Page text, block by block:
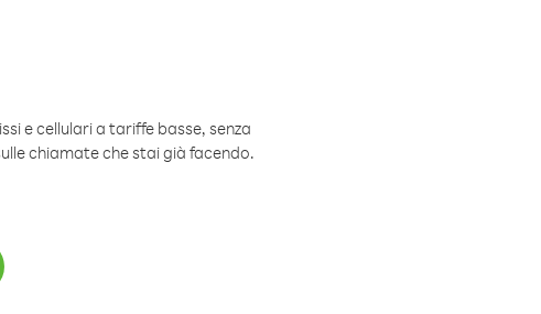
e cellulari a tariffe basse, senza
chiamate che stai già facendo.